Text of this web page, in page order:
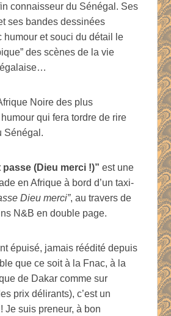
connaisseur du Sénégal. Ses
ses bandes dessinées
humour et souci du détail le
des scènes de la vie
Noire des plus
qui fera tordre de rire
Sénégal.
passe (Dieu merci !)” est une
en Afrique à bord d’un taxi-
Dieu merci”, au travers de
N&B en double page.
épuisé, jamais réédité depuis
que ce soit à la Fnac, à la
de Dakar comme sur
prix délirants), c’est un
Je suis preneur, à bon